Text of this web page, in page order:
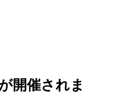
開催されま